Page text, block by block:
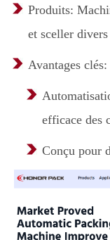
Produits:
et sceller
Avantages clés:
efficace des
Conçu pour